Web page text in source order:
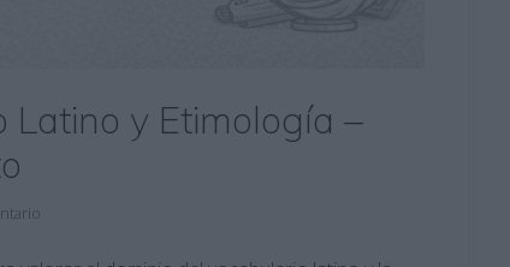
Latino y Etimología –